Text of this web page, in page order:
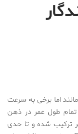
اما برخی به سرعت
تمام طول عمر در ذهن
ترکیب شده و تا حدی